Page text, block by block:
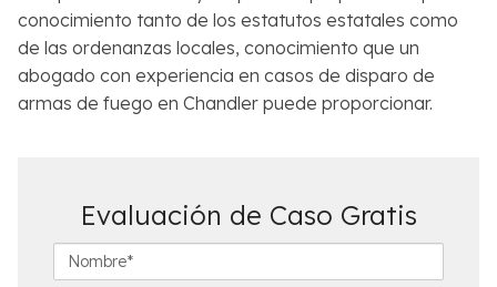
conocimiento tanto de los estatutos estatales como
de las ordenanzas locales, conocimiento que un
abogado con experiencia en casos de disparo de
armas de fuego en Chandler puede proporcionar.
Evaluación de Caso Gratis
o